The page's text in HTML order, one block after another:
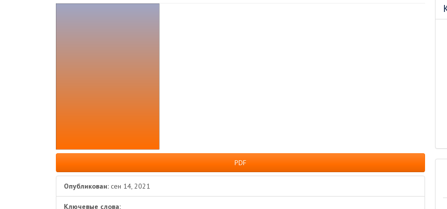
PDF
Опубликован: сен 14, 2021
Ключевые слова: